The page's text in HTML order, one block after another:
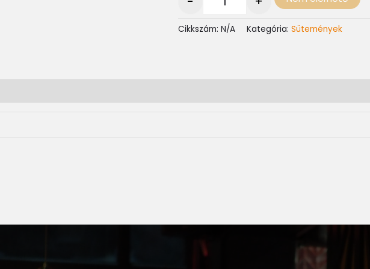
Cikkszám: N/A Kategória: Sütemények